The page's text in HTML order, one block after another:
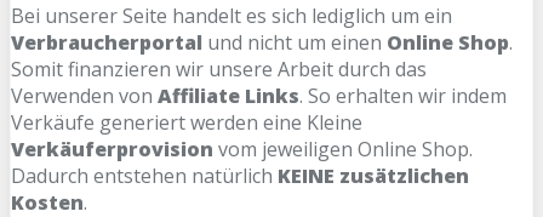
Bei unserer Seite handelt es sich lediglich um ein
Verbraucherportal und nicht um einen Online Shop.
Somit finanzieren wir unsere Arbeit durch das
Verwenden von Affiliate Links. So erhalten wir indem
Verkäufe generiert werden eine Kleine
Verkäuferprovision vom jeweiligen Online Shop.
Dadurch entstehen natürlich KEINE zusätzlichen
Kosten.